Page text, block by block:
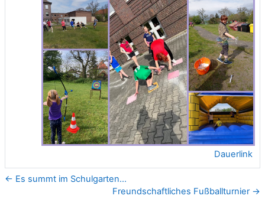
Dauerlink
← Es summt im Schulgarten...
Freundschaftliches Fußballturnier →